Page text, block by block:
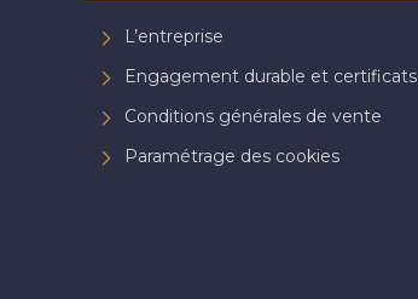
L’entreprise
Engagement durable et certificats
Conditions générales de vente
Paramétrage des cookies